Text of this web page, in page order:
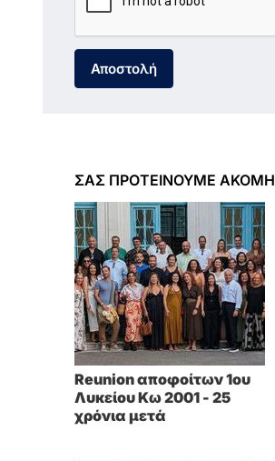
Αποστολή
ΣΑΣ ΠΡΟΤΕΙΝΟΥΜΕ ΑΚΟΜΗ
Reunion αποφοίτων 1ου
Λυκείου Κω 2001 - 25
χρόνια μετά